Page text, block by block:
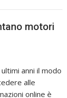
motori
anni il modo
alle
online è